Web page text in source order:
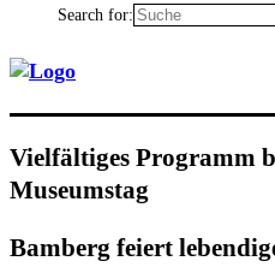
Search for:
Viel­fäl­ti­ges Pro­gramm
Museumstag
Bam­berg fei­ert